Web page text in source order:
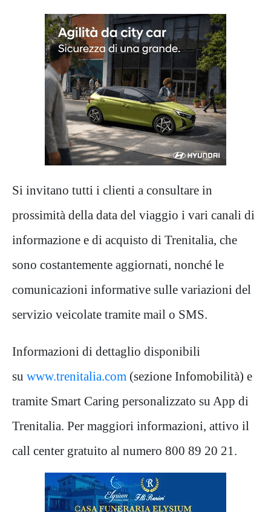
Si invitano tutti i clienti a consultare in
prossimità della data del viaggio i vari canali di
informazione e di acquisto di Trenitalia, che
sono costantemente aggiornati, nonché le
comunicazioni informative sulle variazioni del
servizio veicolate tramite mail o SMS.
Informazioni di dettaglio disponibili
su www.trenitalia.com (sezione Infomobilità) e
tramite Smart Caring personalizzato su App di
Trenitalia. Per maggiori informazioni, attivo il
call center gratuito al numero 800 89 20 21.